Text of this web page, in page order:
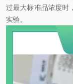
过最大标准品浓度时
实验。